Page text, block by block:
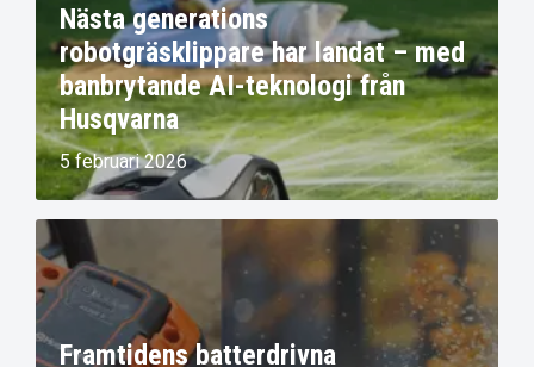
Nästa generations
robotgräsklippare har landat – med
banbrytande AI-teknologi från
Husqvarna
5 februari 2026
Framtidens batterdrivna